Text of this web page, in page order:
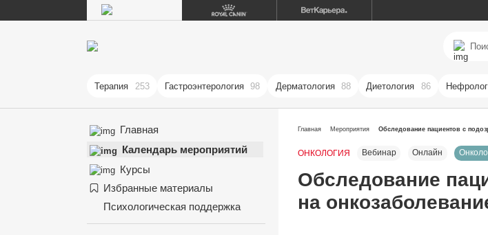
Терапия 253 Гастроэнтерология 98 Дерматология 88 Диетология 86
Главная
Календарь мероприятий
Курсы
Избранные материалы
Психологическая поддержка
Главная Мероприятия Обследование пациентов с
ОНКОЛОГИЯ Вебинар Онлайн
Обследование
на